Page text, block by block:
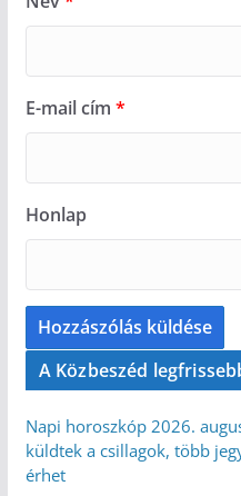
E-mail cím *
Honlap
A Közbeszéd
Napi horoszkóp 2026.
küldtek a csillagok, több
érhet